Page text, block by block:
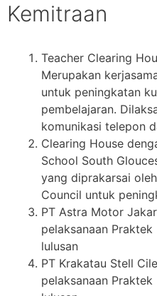
Kemitraan
Teacher Clearing
Merupakan
untuk peningkatan
pembelajaran.
komunikasi telepon
Clearing House
School South
yang diprakarsai
Council untuk
PT Astra Motor
pelaksanaan
lulusan
PT Krakatau Stell
pelaksanaan